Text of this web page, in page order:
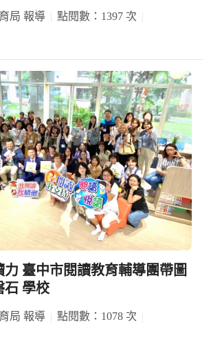
局 報導 點閱數：1397 次
臺中市閱讀教育輔導團帶圖
石 學校
局 報導 點閱數：1078 次